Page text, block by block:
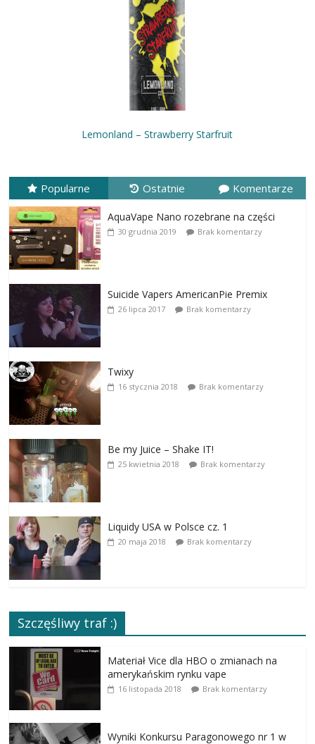
Lemonland – Strawberry Starfruit
Popularne Ostatnie Komentarze
AquaVape Nano rozebrane na części
30 grudnia 2019 Brak komentarzy
Suicide Vapers AmericanPie Premix
26 lipca 2017 Brak komentarzy
Twixy
16 stycznia 2018 Brak komentarzy
Be my Juice – Shake IT!
25 kwietnia 2018 Brak komentarzy
Liquidy USA w Polsce cz. 1
20 maja 2018 Brak komentarzy
Szczęśliwy traf :)
Materiał Vice dla HBO o zmianach na
amerykańskim rynku vape
16 listopada 2018 Brak komentarzy
Wyniki Konkursu Paragonowego nr 1 w